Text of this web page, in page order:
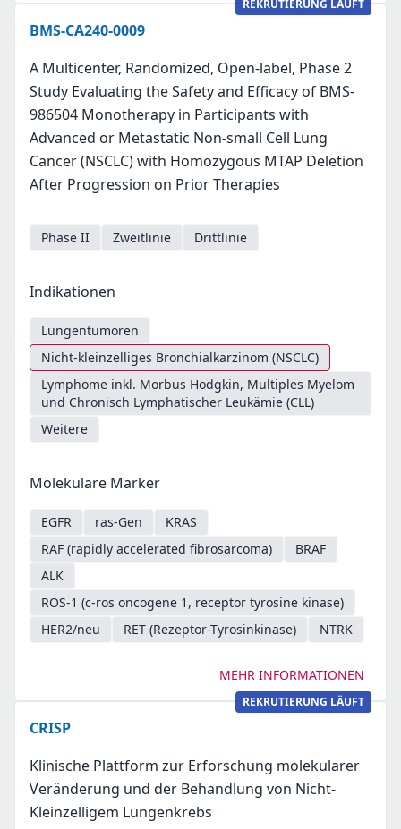
REKRUTIERUNG LÄUFT
BMS-CA240-0009
A Multicenter, Randomized, Open-label, Phase 2
Study Evaluating the Safety and Efficacy of BMS-
986504 Monotherapy in Participants with
Advanced or Metastatic Non-small Cell Lung
Cancer (NSCLC) with Homozygous MTAP Deletion
After Progression on Prior Therapies
Phase II Zweitlinie Drittlinie
Indikationen
Lungentumoren
Nicht-kleinzelliges Bronchialkarzinom (NSCLC)
Lymphome inkl. Morbus Hodgkin, Multiples Myelom
und Chronisch Lymphatischer Leukämie (CLL)
Weitere
Molekulare Marker
EGFR ras-Gen
KRAS
RAF (rapidly accelerated fibrosarcoma)
BRAF
ALK
ROS-1 (c-ros oncogene 1, receptor tyrosine kinase)
HER2/neu
RET (Rezeptor-Tyrosinkinase) NTRK
MEHR INFORMATIONEN
REKRUTIERUNG LÄUFT
CRISP
Klinische Plattform zur Erforschung molekularer
Veränderung und der Behandlung von Nicht-
Kleinzelligem Lungenkrebs